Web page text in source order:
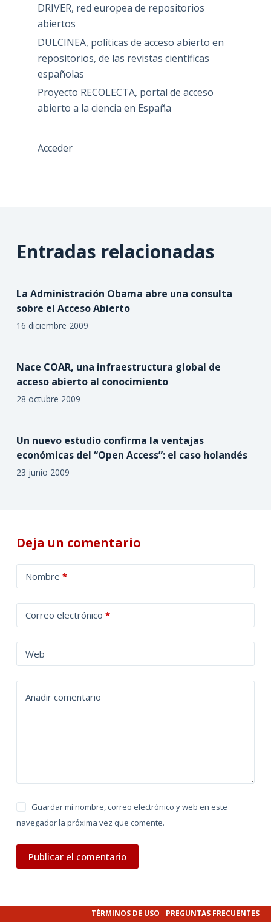
DRIVER, red europea de repositorios
abiertos
DULCINEA, políticas de acceso abierto en
repositorios, de las revistas científicas
españolas
Proyecto RECOLECTA, portal de acceso
abierto a la ciencia en España
Acceder
Entradas relacionadas
La Administración Obama abre una consulta
sobre el Acceso Abierto
16 diciembre 2009
Nace COAR, una infraestructura global de
acceso abierto al conocimiento
28 octubre 2009
Un nuevo estudio confirma la ventajas
económicas del “Open Access”: el caso holandés
23 junio 2009
Deja un comentario
Nombre *
Correo electrónico *
Web
Añadir comentario
Guardar mi nombre, correo electrónico y web en este
navegador la próxima vez que comente.
Publicar el comentario
l
t
a
t
TÉRMINOS DE USO PREGUNTAS FRECUENTES